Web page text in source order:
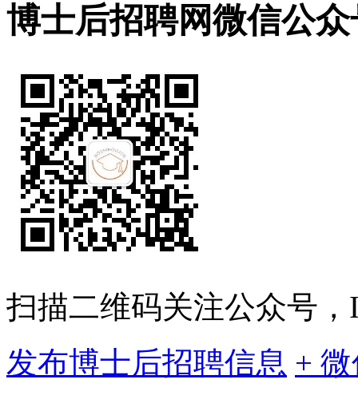
博士后招聘网微信公众
扫描二维码关注公众号，
发布博士后招聘信息 +